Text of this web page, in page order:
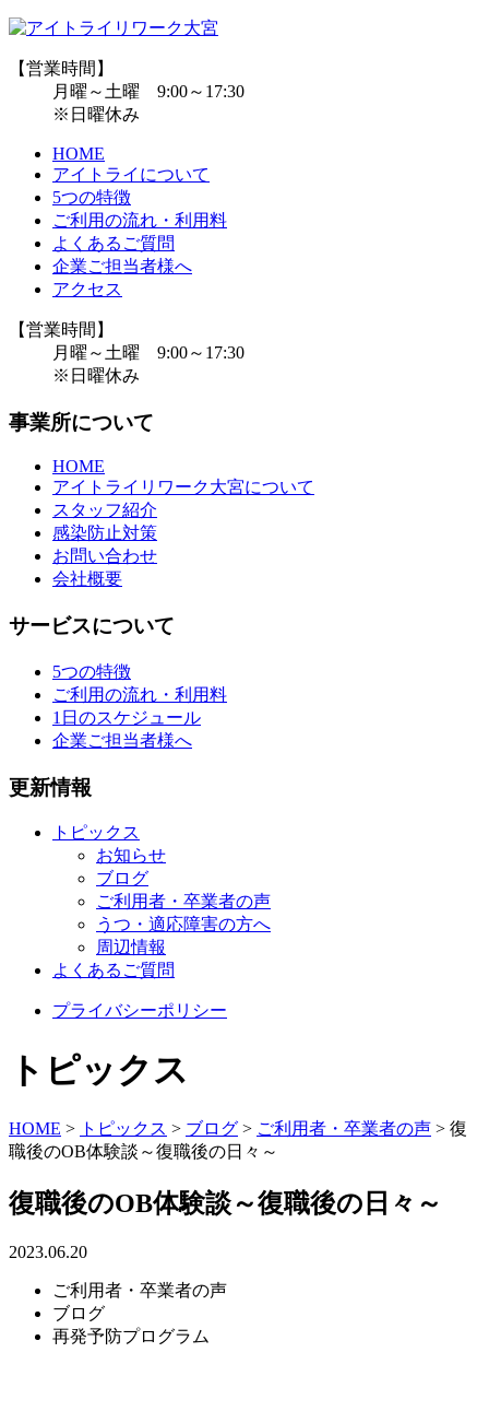
【営業時間】
月曜～土曜 9:00～17:30
※日曜休み
HOME
アイトライについて
5つの特徴
ご利用の流れ・利用料
よくあるご質問
企業ご担当者様へ
アクセス
【営業時間】
月曜～土曜 9:00～17:30
※日曜休み
事業所について
HOME
アイトライリワーク大宮について
スタッフ紹介
感染防止対策
お問い合わせ
会社概要
サービスについて
5つの特徴
ご利用の流れ・利用料
1日のスケジュール
企業ご担当者様へ
更新情報
トピックス
お知らせ
ブログ
ご利用者・卒業者の声
うつ・適応障害の方へ
周辺情報
よくあるご質問
プライバシーポリシー
トピックス
HOME > トピックス > ブログ > ご利用者・卒業者の声 > 復
職後のOB体験談～復職後の日々～
復職後のOB体験談～復職後の日々～
2023.06.20
ご利用者・卒業者の声
ブログ
再発予防プログラム